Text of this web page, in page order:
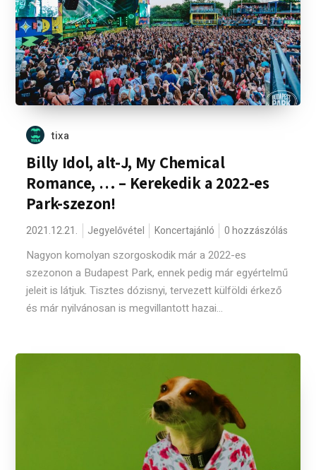
tixa
Billy Idol, alt-J, My Chemical
Romance, … – Kerekedik a 2022-es
Park-szezon!
2021.12.21. Jegyelővétel Koncertajánló 0 hozzászólás
Nagyon komolyan szorgoskodik már a 2022-es
szezonon a Budapest Park, ennek pedig már egyértelmű
jeleit is látjuk. Tisztes dózisnyi, tervezett külföldi érkező
és már nyilvánosan is megvillantott hazai...